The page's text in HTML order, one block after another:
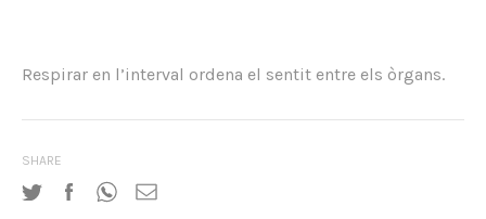
Respirar en l’interval ordena el sentit entre els òrgans.
SHARE